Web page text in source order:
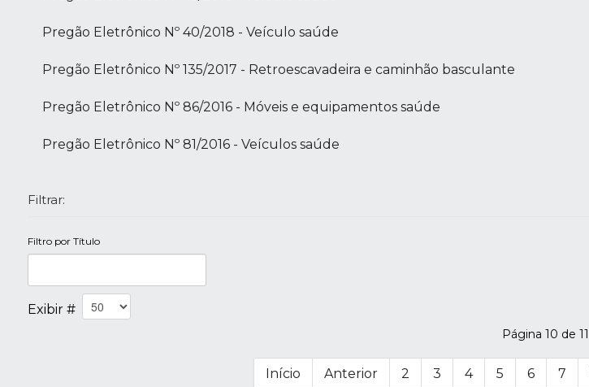
Pregão Eletrônico Nº 40/2018 - Veículo saúde
Pregão Eletrônico Nº 135/2017 - Retroescavadeira e caminhão basculante
Pregão Eletrônico Nº 86/2016 - Móveis e equipamentos saúde
Pregão Eletrônico Nº 81/2016 - Veículos saúde
Filtrar:
Filtro por Título
Exibir #
Página 10 de 11
Início Anterior 2 3 4 5 6 7